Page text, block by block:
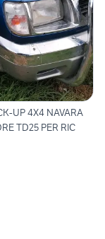
UP 4X4 NAVARA
TD25 PER RIC